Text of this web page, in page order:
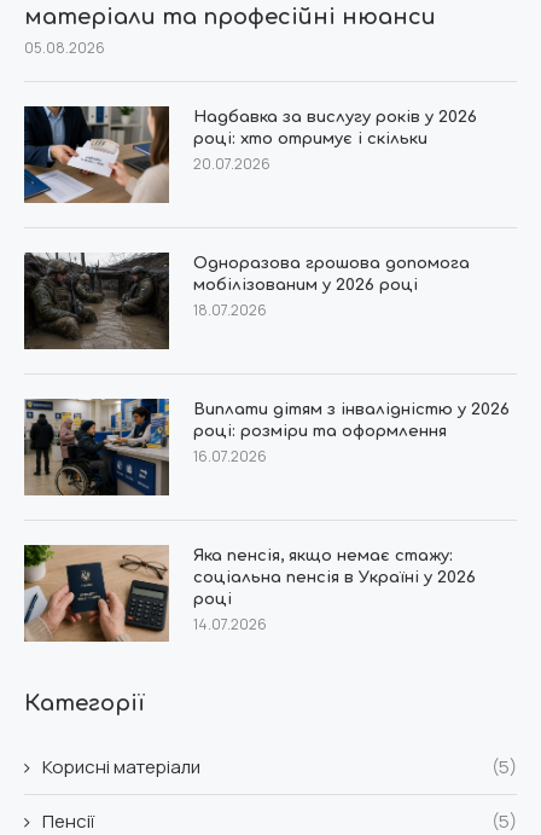
матеріали та професійні нюанси
05.08.2026
Надбавка за вислугу років у 2026
році: хто отримує і скільки
20.07.2026
Одноразова грошова допомога
мобілізованим у 2026 році
18.07.2026
Виплати дітям з інвалідністю у 2026
році: розміри та оформлення
16.07.2026
Яка пенсія, якщо немає стажу:
соціальна пенсія в Україні у 2026
році
14.07.2026
Категорії
Корисні матеріали (5)
Пенсії (5)